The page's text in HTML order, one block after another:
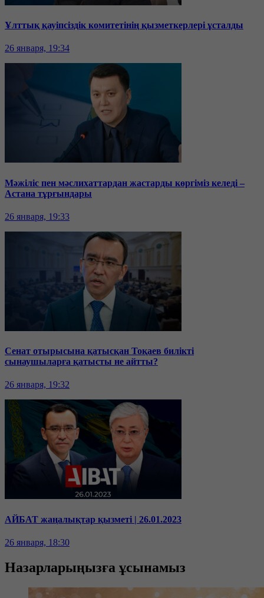
Ұлттық қауіпсіздік комитетінің қызметкерлері ұсталды
26 января, 19:34
Мәжіліс пен мәслихаттардан жастарды көргіміз келеді –
Астана тұрғындары
26 января, 19:33
Сенат отырысына қатысқан Тоқаев билікті
сынаушыларға қатысты не айтты?
26 января, 19:32
АЙБАТ жаңалықтар қызметі | 26.01.2023
26 января, 18:30
Назарларыңызға ұсынамыз